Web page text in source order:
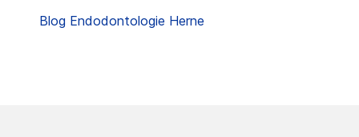
Blog Endodontologie Herne